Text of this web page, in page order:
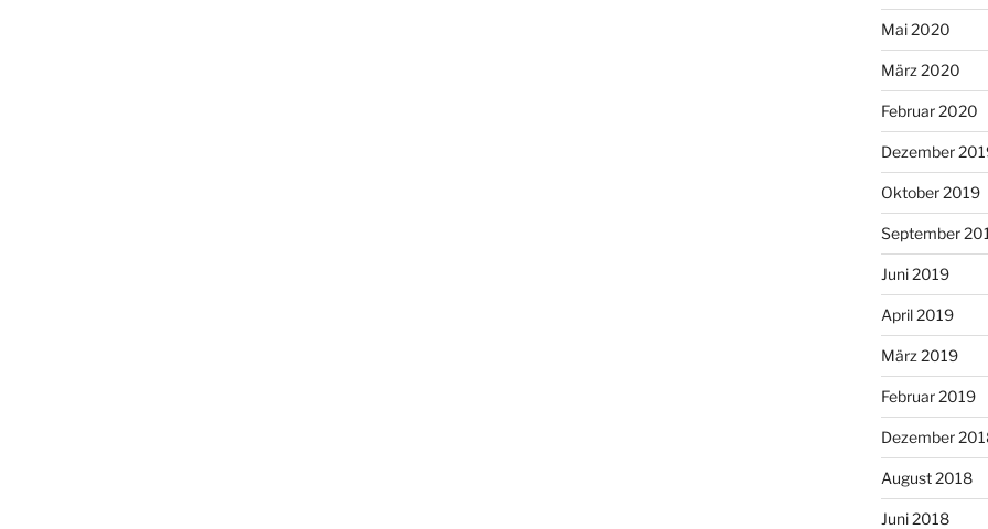
Mai 2020
März 2020
Februar 2020
Dezember
Oktober 2019
September
Juni 2019
April 2019
März 2019
Februar 2019
Dezember
August 2018
Juni 2018